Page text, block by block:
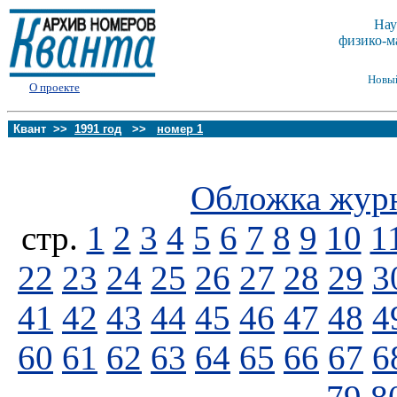
О проекте
физико-
Квант >> 1991 год >> номер 1
Обложка
стp. 1 2 3 4 5 6 7 8 9 10
22 23 24 25 26 27 28 29
41 42 43 44 45 46 47 48
60 61 62 63 64 65 66 67